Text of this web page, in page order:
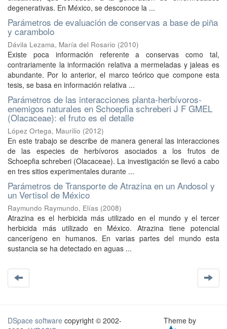
degenerativas. En México, se desconoce la ...
Parámetros de evaluación de conservas a base de piña
y carambolo
Dávila Lezama, María del Rosario (2010)
Existe poca información referente a conservas como tal,
contrariamente la información relativa a mermeladas y jaleas es
abundante. Por lo anterior, el marco teórico que compone esta
tesis, se basa en información relativa ...
Parámetros de las interacciones planta-herbívoros-
enemigos naturales en Schoepfia schreberi J F GMEL
(Olacaceae): el fruto es el detalle
López Ortega, Maurilio (2012)
En este trabajo se describe de manera general las interacciones
de las especies de herbívoros asociados a los frutos de
Schoepfia schreberi (Olacaceae). La investigación se llevó a cabo
en tres sitios experimentales durante ...
Parámetros de Transporte de Atrazina en un Andosol y
un Vertisol de México
Raymundo Raymundo, Elías (2008)
Atrazina es el herbicida más utilizado en el mundo y el tercer
herbicida más utilizado en México. Atrazina tiene potencial
cancerígeno en humanos. En varias partes del mundo esta
sustancia se ha detectado en aguas ...
DSpace software copyright © 2002-
Theme by